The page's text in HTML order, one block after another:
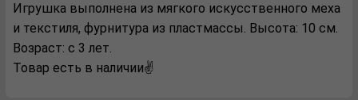
Игрушка выполнена из мягкого искусственного меха
и текстиля, фурнитура из пластмассы. Высота: 10 см.
Возраст: с 3 лет.
Товар есть в наличии✌️